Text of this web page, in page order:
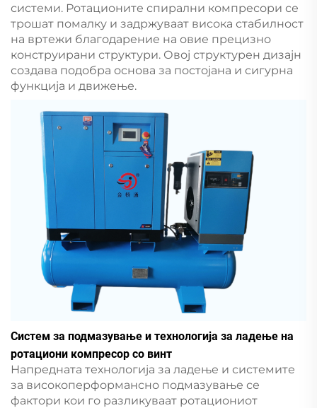
системи. Ротационите спирални компресори се
трошат помалку и задржуваат висока стабилност
на вртежи благодарение на овие прецизно
конструирани структури. Овој структурен дизајн
создава подобра основа за постојана и сигурна
функција и движење.
Систем за подмазување и технологија за ладење на
ротациони компресор со винт
Напредната технологија за ладење и системите
за високоперформансно подмазување се
фактори кои го разликуваат ротациониот